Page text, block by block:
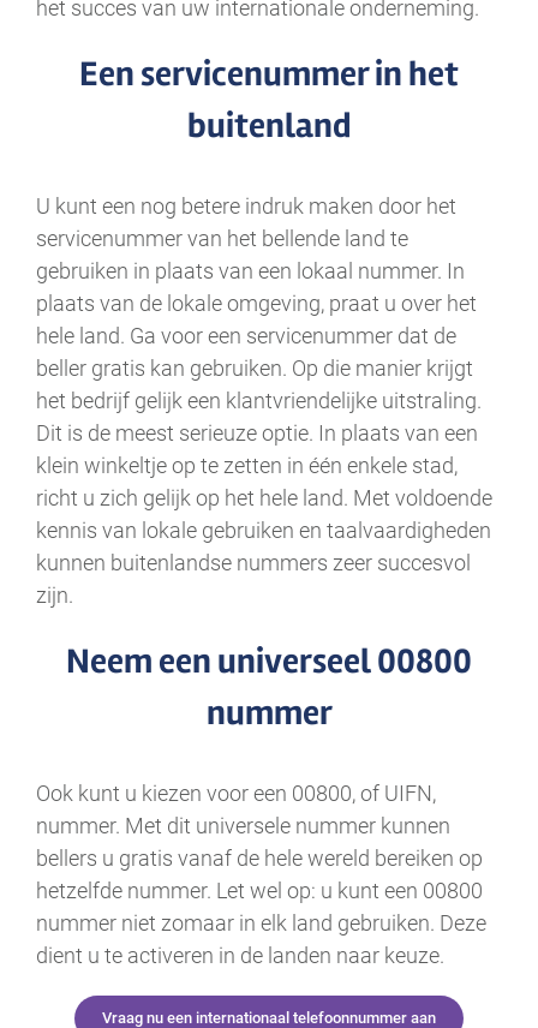
het succes van uw internationale onderneming.
Een servicenummer in het
buitenland
U kunt een nog betere indruk maken door het
servicenummer van het bellende land te
gebruiken in plaats van een lokaal nummer. In
plaats van de lokale omgeving, praat u over het
hele land. Ga voor een servicenummer dat de
beller gratis kan gebruiken. Op die manier krijgt
het bedrijf gelijk een klantvriendelijke uitstraling.
Dit is de meest serieuze optie. In plaats van een
klein winkeltje op te zetten in één enkele stad,
richt u zich gelijk op het hele land. Met voldoende
kennis van lokale gebruiken en taalvaardigheden
kunnen buitenlandse nummers zeer succesvol
zijn.
Neem een universeel 00800
nummer
Ook kunt u kiezen voor een 00800, of UIFN,
nummer. Met dit universele nummer kunnen
bellers u gratis vanaf de hele wereld bereiken op
hetzelfde nummer. Let wel op: u kunt een 00800
nummer niet zomaar in elk land gebruiken. Deze
dient u te activeren in de landen naar keuze.
Vraag nu een internationaal telefoonnummer aan